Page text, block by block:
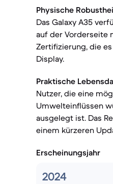
Physische
Das Galaxy A35
auf der Vorderseite
Zertifizierung, die
Display.
Praktische
Nutzer, die eine
Umwelteinflüssen
ausgelegt ist. Das
einem kürzeren
Erscheinungsjahr
2024